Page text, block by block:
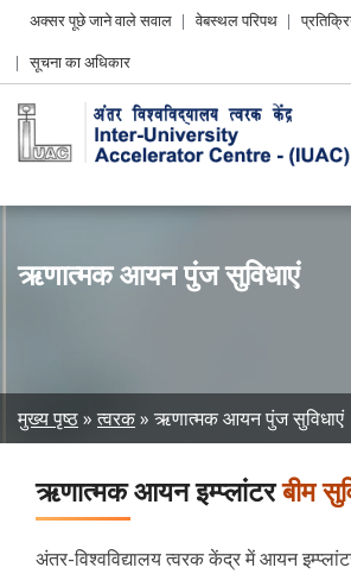
Header
menu
अक्सर पूछे जाने वाले सवाल वेबस्थल परिपथ
सूचना का अधिकार
ऋणात्मक आयन पुंज सुविधाएं
Breadcrumb
मुख्य पृष्ठ त्वरक ऋणात्मक आयन पुंज सुविधाएं
ऋणात्मक आयन इम्प्लांटरबीम
अंतर-विश्वविद्यालय त्वरक केंद्र में आयन